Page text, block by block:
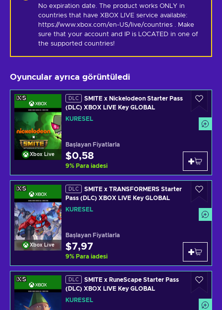
No expiration date. The product works ONLY in
countries that have XBOX LIVE service available:
https://www.xbox.com/en-US/live/countries . Make
sure that your account and IP is LOCATED in one of
the supported countries!
Oyuncular ayrıca görüntüledi
Xbox Live
DLC
SMITE x Nickelodeon Starter Pass
(DLC) XBOX LIVE Key GLOBAL
KÜRESEL
Başlayan Fiyatlarla
$0,58
9% Para iadesi
Xbox Live
DLC
SMITE x TRANSFORMERS Starter
Pass (DLC) XBOX LIVE Key GLOBAL
KÜRESEL
Başlayan Fiyatlarla
$7,97
9% Para iadesi
DLC
SMITE x RuneScape Starter Pass
(DLC) XBOX LIVE Key GLOBAL
KÜRESEL